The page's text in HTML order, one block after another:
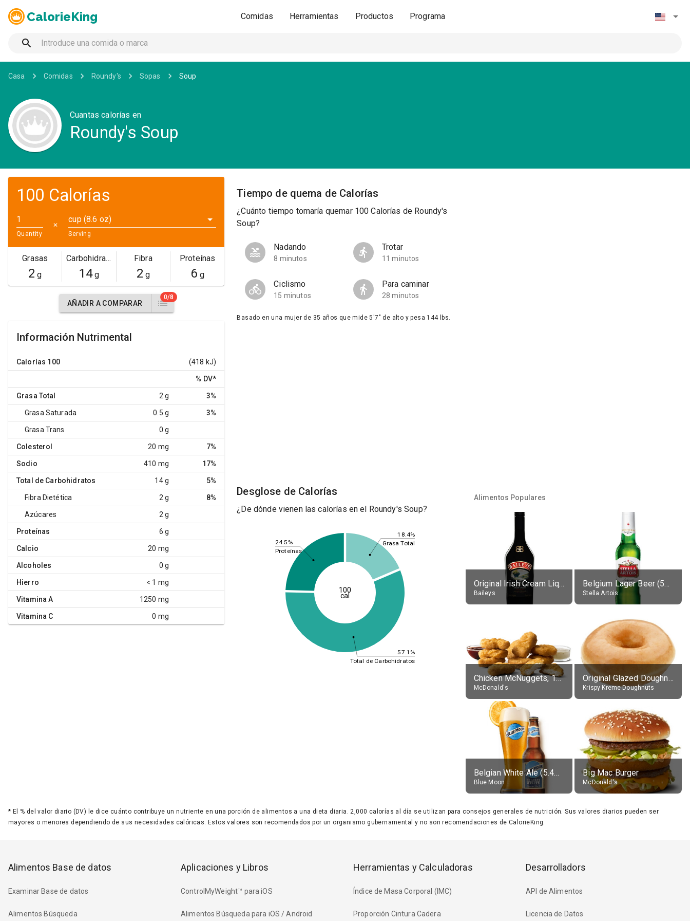
CalorieKing Comidas Herramientas Productos Programa
Casa Comidas Roundy's Sopas Soup
Cuantas calorías en
Roundy's Soup
100 Calorías
Quantity
✕
cup (8.6 oz)
Serving
Grasas
2 g
Carbohidratos
14g
Fibra
2 g
Proteínas
6 g
AÑADIR A COMPARAR
0/8
Información Nutrimental
Calorías 100 (418 kJ)
% DV*
Grasa Total 2 g 3%
Grasa Saturada 0.5 g 3%
Grasa Trans 0 g
Colesterol 20 mg 7%
Sodio 410 mg 17%
Total de Carbohidratos 14 g 5%
Fibra Dietética 2 g 8%
Azúcares 2 g
Proteínas 6 g
Calcio 20 mg
Alcoholes 0 g
Hierro < 1 mg
Vitamina A 1250 mg
Vitamina C 0 mg
Tiempo de quema de Calorías
¿Cuánto tiempo tomaría quemar 100 Calorías de Roundy's
Soup?
Nadando
8 minutos
Trotar
11 minutos
Ciclismo
15 minutos
Para caminar
28 minutos
Basado en una mujer de 35 años que mide 5'7" de alto y pesa 144 lbs.
Desglose de Calorías
¿De dónde vienen las calorías en el Roundy's Soup?
18.4%
57.1%
24.5% Grasa Total
Total de Carbohidratos
Proteínas
100
cal
Alimentos Populares
Original Irish Cream Liqueur (17% alc.)
Baileys
Belgium Lager Beer (5% alc.)
Stella Artois
Chicken McNuggets, 10 pieces, without sauce
McDonald's
Original Glazed Doughnut
Krispy Kreme Doughnuts
Belgian White Ale (5.4% alc.)
Blue Moon
Big Mac Burger
McDonald's
* El % del valor diario (DV) le dice cuánto contribuye un nutriente en una porción de alimentos a una dieta diaria. 2,000 calorías al día se utilizan para consejos generales de nutrición. Sus valores diarios pueden ser
mayores o menores dependiendo de sus necesidades calóricas. Estos valores son recomendados por un organismo gubernamental y no son recomendaciones de CalorieKing.
Alimentos Base de datos
Examinar Base de datos
Alimentos Búsqueda
Aplicaciones y Libros
ControlMyWeight™ para iOS
Alimentos Búsqueda para iOS / Android
Herramientas y Calculadoras
Índice de Masa Corporal (IMC)
Proporción Cintura Cadera
Desarrolladors
API de Alimentos
Licencia de Datos